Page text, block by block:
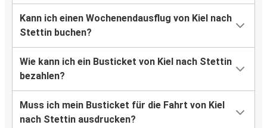
Kann ich einen Wochenendausflug von Kiel nach
Stettin buchen?
Wie kann ich ein Busticket von Kiel nach Stettin
bezahlen?
Muss ich mein Busticket für die Fahrt von Kiel
nach Stettin ausdrucken?